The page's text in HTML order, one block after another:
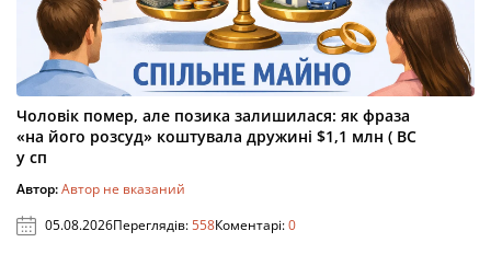
Чоловік помер, але позика залишилася: як фраза
«на його розсуд» коштувала дружині $1,1 млн ( ВС
у сп
Автор:Автор не вказаний
05.08.2026Переглядів:558Коментарі:0